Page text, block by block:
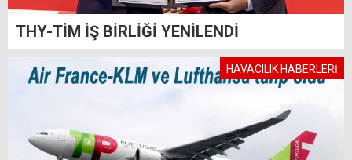
THY-TİM İŞ BİRLİĞİ YENİLENDİ
HAVACILIK HABERLERİ